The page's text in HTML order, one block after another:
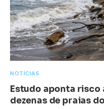
NOTÍCIAS
Estudo aponta risco
dezenas de praias